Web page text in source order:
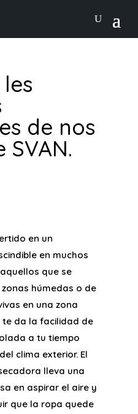
de nos
SVAN.
en un
en muchos
que se
húmedas o de
en una zona
te da la facilidad de
a tu tiempo
clima exterior. El
lleva una
en aspirar el aire y
que la ropa quede